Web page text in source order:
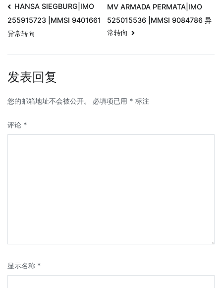
HANSA SIEGBURG|IMO
255915723 |MMSI 9401661
异常转向
MV ARMADA PERMATA|IMO
525015536 |MMSI 9084786 异
常转向
发表回复
您的邮箱地址不会被公开。 必填项已用 * 标注
评论 *
显示名称 *